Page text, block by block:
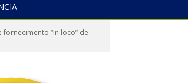
fornecimento “in loco” de